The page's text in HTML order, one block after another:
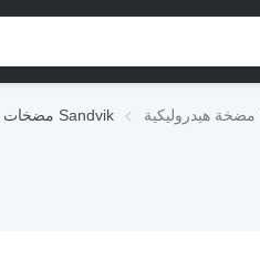
مضخات هيدروليكية Sandvik